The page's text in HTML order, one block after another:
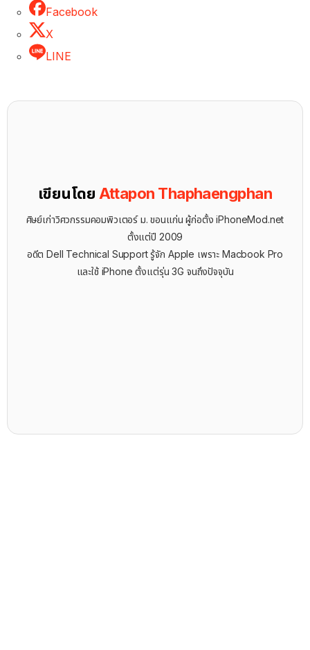
Facebook
X
LINE
เขียนโดย Attapon Thaphaengphan
ศิษย์เก่าวิศวกรรมคอมพิวเตอร์ ม. ขอนแก่น ผู้ก่อตั้ง iPhoneMod.net
ตั้งแต่ปี 2009
อดีต Dell Technical Support รู้จัก ​Apple เพราะ Macbook Pro
และใช้ iPhone ตั้งแต่รุ่น 3G จนถึงปัจจุบัน